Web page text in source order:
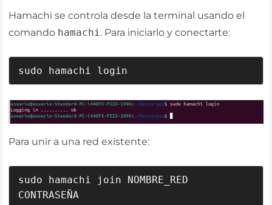
Hamachi se controla desde la terminal usando el
comando hamachi . Para iniciarlo y conectarte:
sudo hamachi login
Para unir a una red existente:
sudo hamachi join NOMBRE_RED
CONTRASEÑA